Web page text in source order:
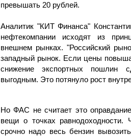
превышать 20 рублей.
Аналитик "КИТ Финанса"
нефтекомпании исходят из
внешнем рынках. "Российский
западный рынок. Если цены
снижение экспортных пошлин
выгодным. Это потянуло рост
Но ФАС не считает это
вещи о точках равнодоходности.
срочно надо весь бензин